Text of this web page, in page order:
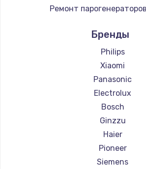
Ремонт
Ремонт парогенераторов
Ремонт парогенераторов
Ремонт
Ремонт парогенераторов
Ремонт
Ремонт парогенераторов
Бренды
Philips
Xiaomi
Panasonic
Electrolux
Bosch
Ginzzu
Haier
Pioneer
Siemens